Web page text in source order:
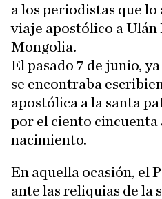
a los periodistas que lo
viaje apostólico a Ulán
Mongolia.
El pasado 7 de junio,
se encontraba
apostólica a la santa
por el ciento cincuenta
nacimiento.
En aquella ocasión, el
ante las reliquias de la